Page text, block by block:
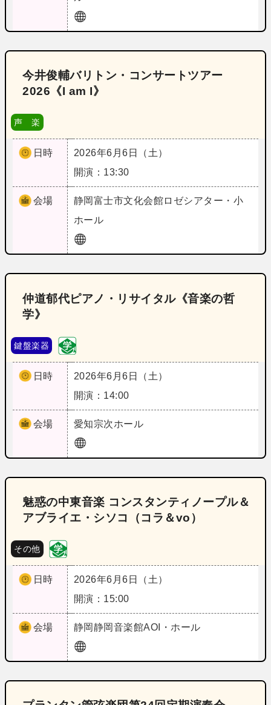
今井俊輔バリトン・コンサートツアー
2026《I am I》
声 楽
日時
2026年6月6日（土）
開演：13:30
会場 静岡 富士市文化会館ロゼシアター・小
ホール
仲道郁代ピアノ・リサイタル《音楽の哲
学》
鍵盤楽器
日時
2026年6月6日（土）
開演：14:00
会場 愛知宗次ホール
魅惑の中東音楽 コンスタンティノープル＆
アブライエ・シソコ（コラ＆vo）
その他
日時
2026年6月6日（土）
開演：15:00
会場 静岡静岡音楽館AOI・ホール